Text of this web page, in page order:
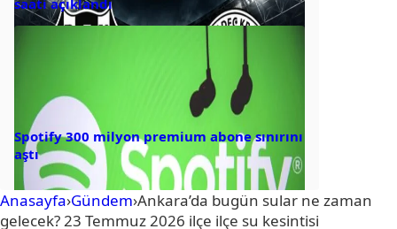
saati açıklandı
Spotify 300 milyon premium abone sınırını
aştı
Anasayfa›Gündem›Ankara’da bugün sular ne zaman
gelecek? 23 Temmuz 2026 ilçe ilçe su kesintisi